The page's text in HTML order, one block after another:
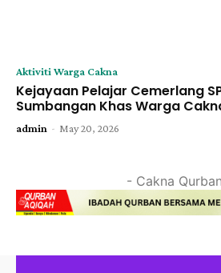
Aktiviti Warga Cakna
Kejayaan Pelajar Cemerlang
Sumbangan Khas Warga
admin - May 20, 2026
- Cakna